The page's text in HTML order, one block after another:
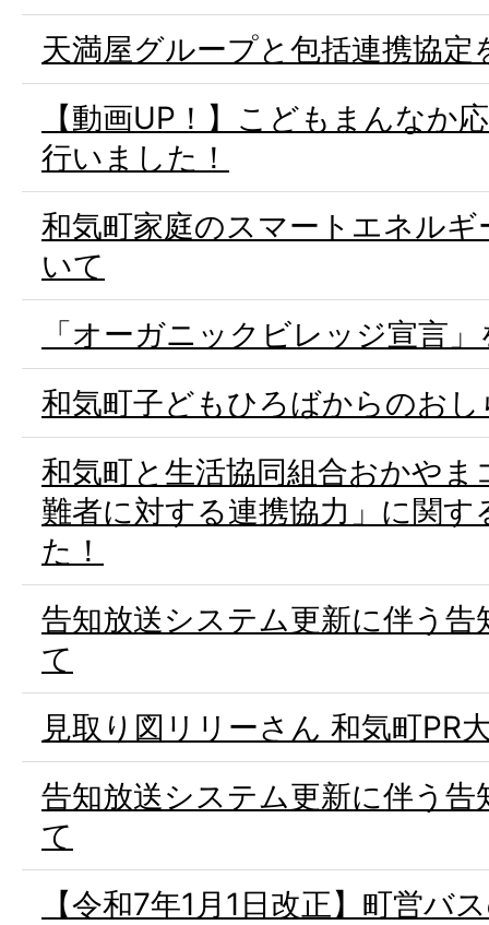
天満屋グループと包括連携協定
【動画UP！】こどもまんなか
行いました！
和気町家庭のスマートエネル
いて
「オーガニックビレッジ宣言
和気町子どもひろばからのおし
和気町と生活協同組合おかやま
難者に対する連携協力」に関
た！
告知放送システム更新に伴う
て
見取り図リリーさん 和気町PR
告知放送システム更新に伴う
て
【令和7年1月1日改正】町営バ